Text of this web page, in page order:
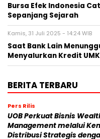
Bursa Efek Indonesia
Sepanjang Sejarah
Kamis, 31 Juli 2025 - 14:24 WIB
Saat Bank Lain
Menyalurkan Kredit
BERITA TERBARU
Pers Rilis
UOB Perkuat Bisnis
Management melalui
Distribusi Strategis